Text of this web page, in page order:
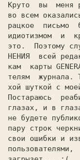
Круто  вы  меня
во всем
рацкое  письмо
идиотизмом  и
это.  Поэтому
НЕНИЯ  всей
кам  карты
телям  журнала.
хой шуткой с
Постараюсь
глазах, и в
не будете
пару строк
свои ошибки и